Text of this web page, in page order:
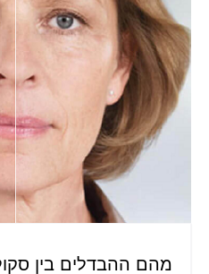
מהם ההבדלים בין